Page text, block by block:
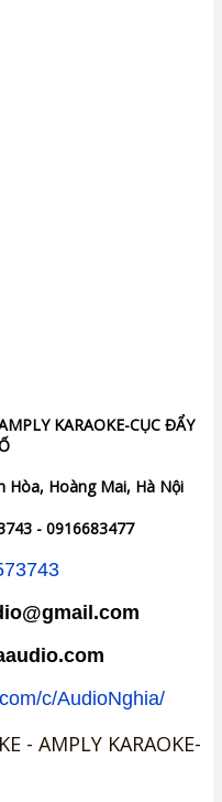
KARAOKE-CỤC ĐẨY
Hòa, Hoàng Mai, Hà Nội
- 0916683477
c/AudioNghia/
- AMPLY KARAOKE-